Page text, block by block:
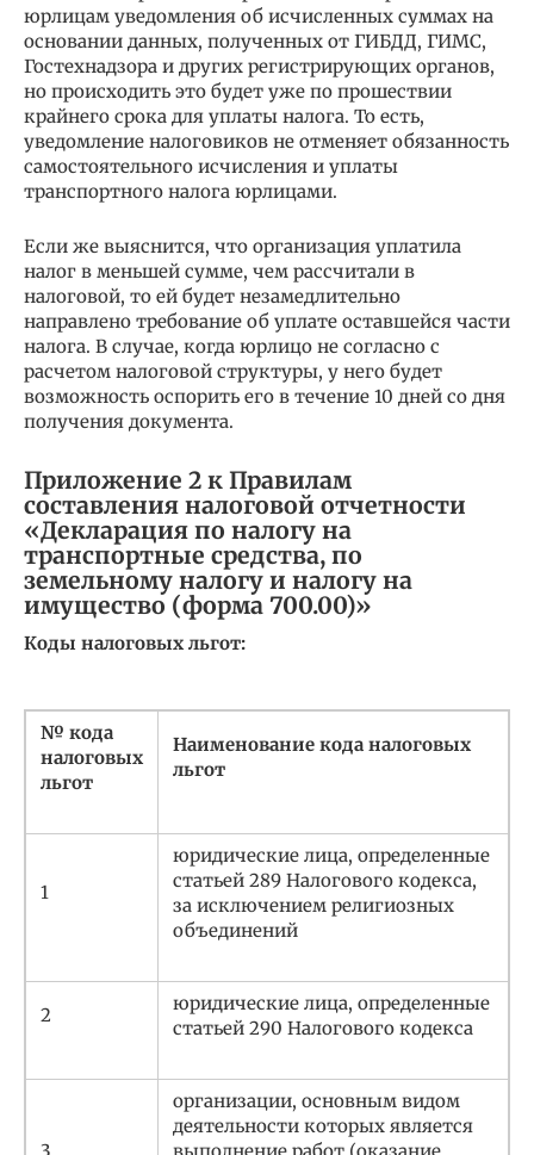
юрлицам уведомления об исчисленных суммах на
основании данных, полученных от ГИБДД, ГИМС,
Гостехнадзора и других регистрирующих органов,
но происходить это будет уже по прошествии
крайнего срока для уплаты налога. То есть,
уведомление налоговиков не отменяет обязанность
самостоятельного исчисления и уплаты
транспортного налога юрлицами.
Если же выяснится, что организация уплатила
налог в меньшей сумме, чем рассчитали в
налоговой, то ей будет незамедлительно
направлено требование об уплате оставшейся части
налога. В случае, когда юрлицо не согласно с
расчетом налоговой структуры, у него будет
возможность оспорить его в течение 10 дней со дня
получения документа.
Приложение 2 к Правилам
составления налоговой отчетности
«Декларация по налогу на
транспортные средства, по
земельному налогу и налогу на
имущество (форма 700.00)»
Коды налоговых льгот:
№ кода
налоговых
льгот
Наименование кода налоговых
льгот
1
юридические лица, определенные
статьей 289 Налогового кодекса,
за исключением религиозных
объединений
2
юридические лица, определенные
статьей 290 Налогового кодекса
3
организации, основным видом
деятельности которых является
выполнение работ (оказание